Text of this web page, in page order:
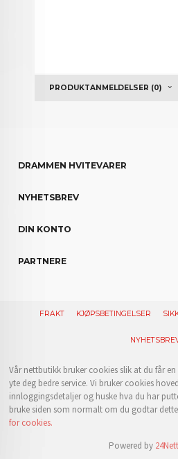
PRODUKTANMELDELSER (0)
DRAMMEN HVITEVARER
NYHETSBREV
DIN KONTO
PARTNERE
FRAKT KJØPSBETINGELSER
Vår nettbutikk bruker cookies slik at du får
yte deg bedre service. Vi bruker cookies
innloggingsdetaljer og huske hva du har
bruke siden som normalt om du godtar
for cookies.
Powered by